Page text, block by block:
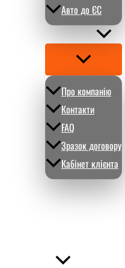
Авто до ЄС
Перемикач
меню
Про компанію
Контакти
FAQ
Зразок договору
Кабінет клієнта